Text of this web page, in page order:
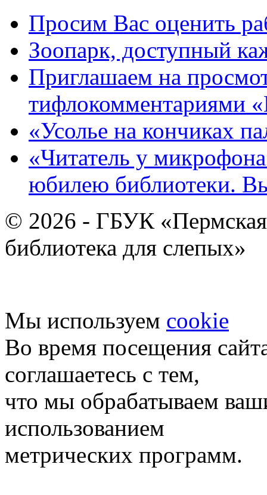
Просим Вас оценить
Зоопарк, доступный
Приглашаем на
тифлокомментариями
«Усолье на кончиках
«Читатель у
юбилею библиотеки.
© 2026 - ГБУК «Пермская
библиотека для слепых»
Мы используем cookie
Во время посещения
соглашаетесь с тем,
что мы обрабатываем
использованием
метрических программ.